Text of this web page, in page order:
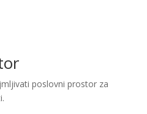
poslovni prostor za